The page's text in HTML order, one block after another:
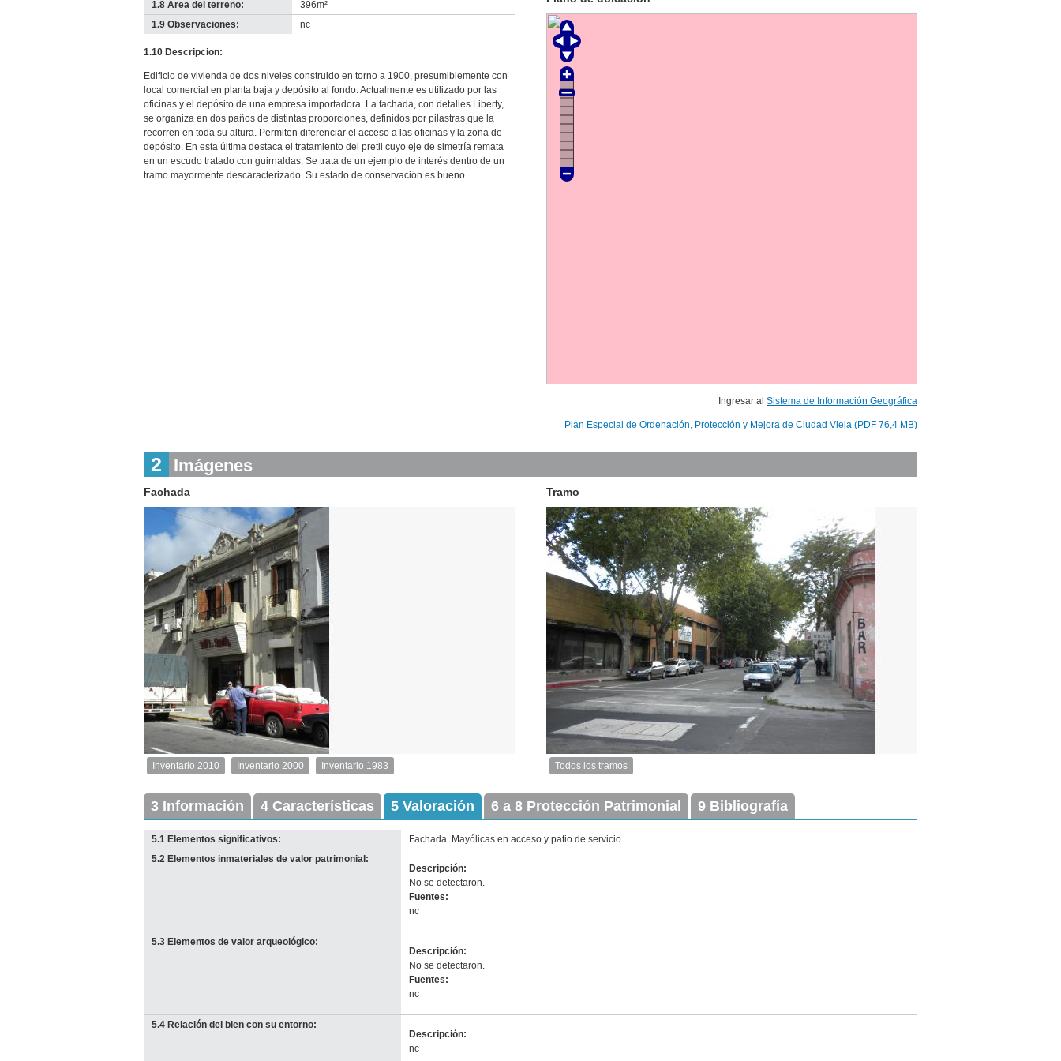
1.8 Área del terreno:
396m²
1.9 Observaciones:
nc
1.10 Descripcion:
Edificio de vivienda de dos niveles construido en torno a 1900, presumiblemente con
local comercial en planta baja y depósito al fondo. Actualmente es utilizado por las
oficinas y el depósito de una empresa importadora. La fachada, con detalles Liberty,
se organiza en dos paños de distintas proporciones, definidos por pilastras que la
recorren en toda su altura. Permiten diferenciar el acceso a las oficinas y la zona de
depósito. En esta última destaca el tratamiento del pretil cuyo eje de simetría remata
en un escudo tratado con guirnaldas. Se trata de un ejemplo de interés dentro de un
tramo mayormente descaracterizado. Su estado de conservación es bueno.
Ingresar al Sistema de Información Geográfica
Plan Especial de Ordenación, Protección y Mejora de Ciudad Vieja (PDF 76,4 MB)
2 Imágenes
Fachada
Inventario
Exterior
Descargar
imagen
original
Inventario 2010
1
Inventario 2000
Inventario 2000
Descarga tamaño original
Inventario 1983
Tramo
Imagen
tramo:
Cerro
(CL
Todos los tramos
3 Información 4 Características 5 Valoración 6 a 8 Protección Patrimonial 9 Bibliografía
5.1 Elementos significativos:
Fachada. Mayólicas en acceso y patio de servicio.
5.2 Elementos inmateriales de valor patrimonial:
Descripción:
No se detectaron.
Fuentes:
nc
5.3 Elementos de valor arqueológico:
Descripción:
No se detectaron.
Fuentes:
nc
5.4 Relación del bien con su entorno:
Descripción:
nc